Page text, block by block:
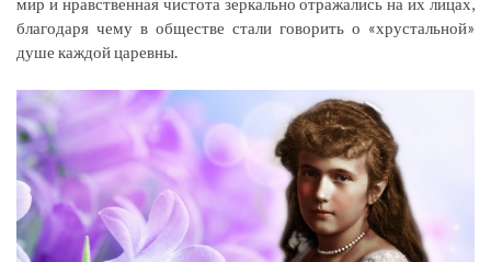
благодаря чему в обществе стали говорить о «хрустальной»
душе каждой царевны.